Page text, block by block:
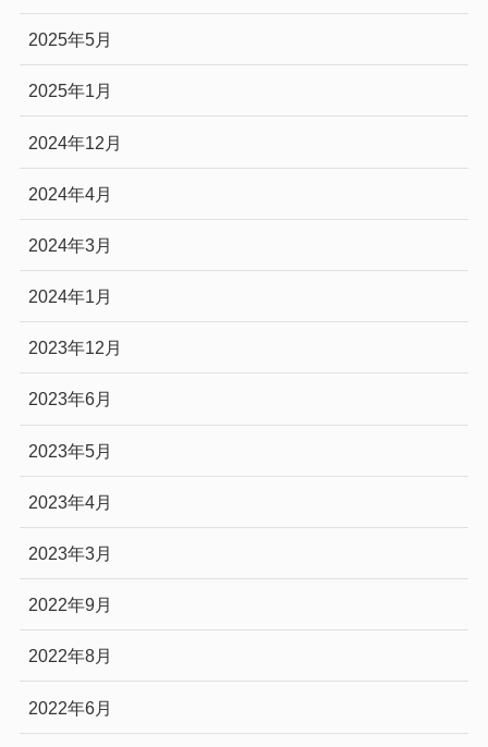
2025年5月
2025年1月
2024年12月
2024年4月
2024年3月
2024年1月
2023年12月
2023年6月
2023年5月
2023年4月
2023年3月
2022年9月
2022年8月
2022年6月